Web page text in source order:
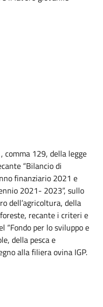
comma 129, della legge
“Bilancio di
finanziario 2021 e
2021- 2023”, sullo
dell’agricoltura, della
recante i criteri e
“Fondo per lo sviluppo e
della pesca e
alla filiera ovina IGP.